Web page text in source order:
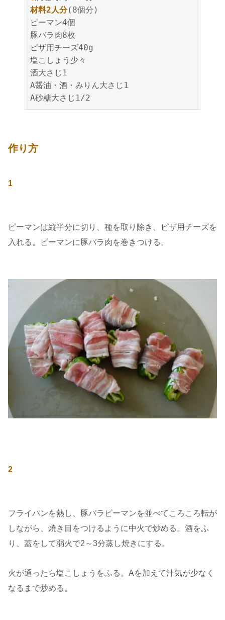
材料2人分(8個分)
ピーマン4個
豚バラ肉8枚
ピザ用チーズ40g
塩こしょう少々
酒大さじ1
A醤油・酒・みりん大さじ1
A砂糖大さじ1/2
作り方
1
ピーマンは縦半分に切り、種を取り除き、ピザ用チーズを
入れる。ピーマンに豚バラ肉を巻きつける。
2
フライパンを熱し、豚バラピーマンを並べてころころ転が
しながら、焼き目をつけるように中火で炒める。酒をふ
り、蓋をして弱火で2～3分蒸し焼きにする。
火が通ったら塩こしょうをふる。Aを加えて汁気が少なく
なるまで炒める。